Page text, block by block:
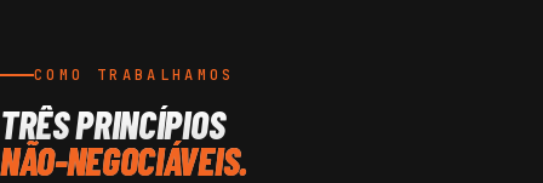
COMO TRABALHAMOS
TRÊS PRINCÍPIOS
NÃO-NEGOCIÁVEIS.